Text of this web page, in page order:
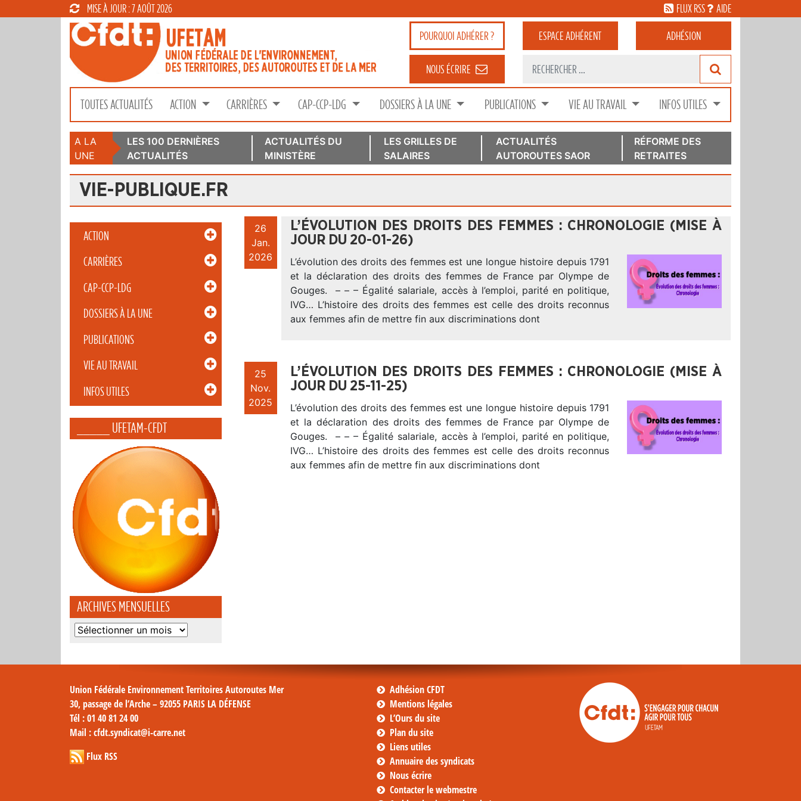
MISE À JOUR : 7 AOÛT 2026 FLUX RSS AIDE
POURQUOIADHÉRER ? ESPACEADHÉRENT ADHÉSION
NOUS ÉCRIRE
TOUTES ACTUALITÉS ACTION CARRIÈRES CAP-CCP-LDG DOSSIERS À LA UNE PUBLICATIONS VIE AU TRAVAIL INFOS UTILES
A LA
UNE
LES 100 DERNIÈRES
ACTUALITÉS
ACTUALITÉS DU
MINISTÈRE
LES GRILLES DE
SALAIRES
ACTUALITÉS
AUTOROUTES SAOR
RÉFORME DES
RETRAITES
VIE-PUBLIQUE.FR
ACTION
CARRIÈRES
CAP-CCP-LDG
DOSSIERS À LA UNE
PUBLICATIONS
VIE AU TRAVAIL
INFOS UTILES
_____ UFETAM-CFDT
ARCHIVES MENSUELLES
Archives
26
Jan.
2026
L’ÉVOLUTION DES DROITS DES FEMMES : CHRONOLOGIE (MISE À
JOUR DU 20-01-26)
L’évolution des droits des femmes est une longue histoire depuis 1791
et la déclaration des droits des femmes de France par Olympe de
Gouges. – – – Égalité salariale, accès à l’emploi, parité en politique,
IVG… L’histoire des droits des femmes est celle des droits reconnus
aux femmes afin de mettre fin aux discriminations dont
25
Nov.
2025
L’ÉVOLUTION DES DROITS DES FEMMES : CHRONOLOGIE (MISE À
JOUR DU 25-11-25)
L’évolution des droits des femmes est une longue histoire depuis 1791
et la déclaration des droits des femmes de France par Olympe de
Gouges. – – – Égalité salariale, accès à l’emploi, parité en politique,
IVG… L’histoire des droits des femmes est celle des droits reconnus
aux femmes afin de mettre fin aux discriminations dont
Union Fédérale Environnement Territoires Autoroutes Mer
30, passage de l’Arche – 92055 PARIS LA DÉFENSE
Tél : 01 40 81 24 00
Mail : cfdt.syndicat@i-carre.net
Flux RSS
Adhésion CFDT
Mentions légales
L’Ours du site
Plan du site
Liens utiles
Annuaire des syndicats
Nous écrire
Contacter le webmestre